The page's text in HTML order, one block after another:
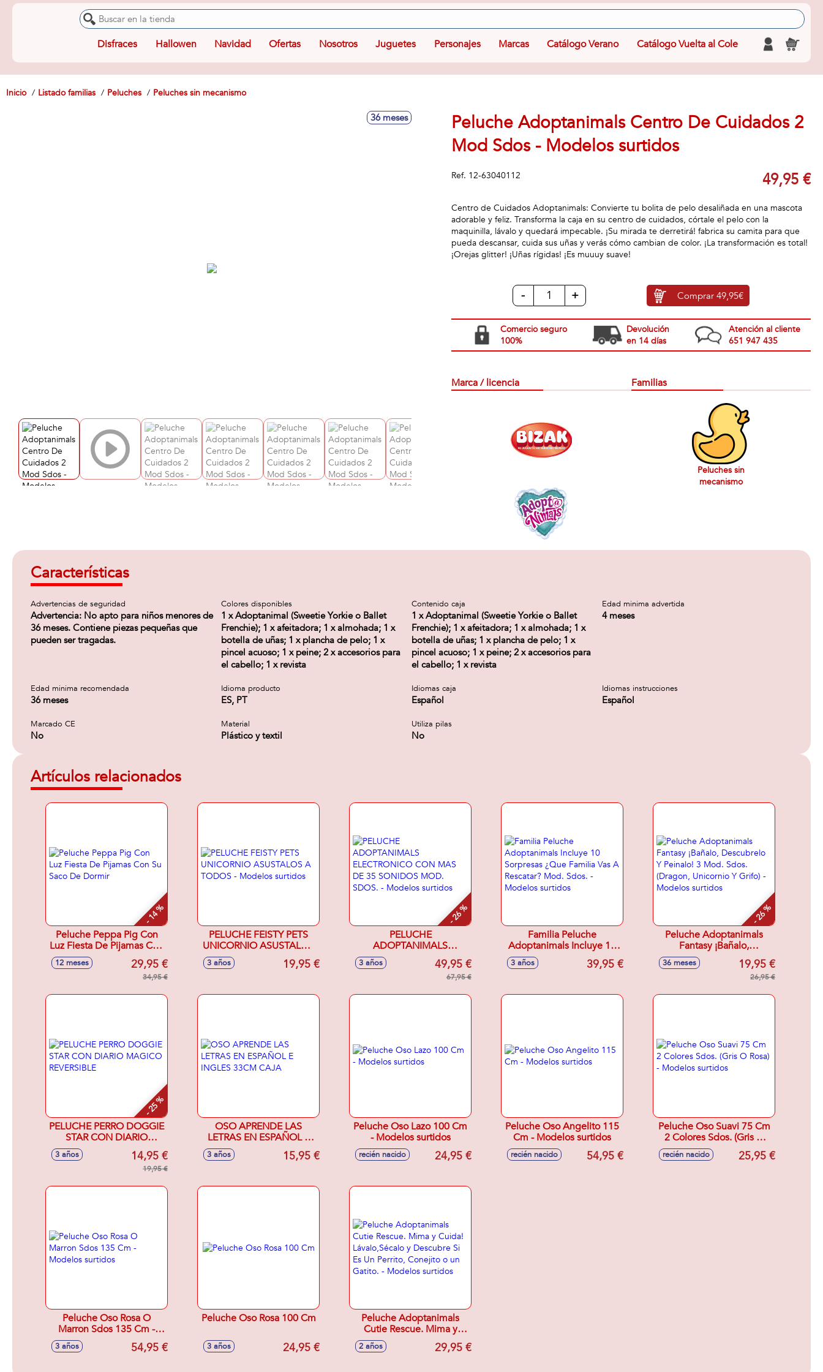
Disfraces Hallowen Navidad Ofertas Nosotros Juguetes Personajes Marcas Catálogo Verano Catálogo Vuelta al Cole
Inicio Listado familias Peluches Peluches sin mecanismo
36 meses
Peluche Adoptanimals Centro De Cuidados 2
Mod Sdos - Modelos surtidos
Ref. 12-63040112 49,95 €
Centro de Cuidados Adoptanimals: Convierte tu bolita de pelo desaliñada en una mascota
adorable y feliz. Transforma la caja en su centro de cuidados, córtale el pelo con la
maquinilla, lávalo y quedará impecable. ¡Su mirada te derretirá! fabrica su camita para que
pueda descansar, cuida sus uñas y verás cómo cambian de color. ¡La transformación es total!
¡Orejas glitter! ¡Uñas rígidas! ¡Es muuuy suave!
- + Comprar49,95€
Comercio seguro
100%
Devolución
en 14 días
Atención al cliente
651 947 435
Marca / licencia Familias
Peluches sin
mecanismo
Características
Advertencias de seguridad
Advertencia: No apto para niños menores de
36 meses. Contiene piezas pequeñas que
pueden ser tragadas.
Colores disponibles
1 x Adoptanimal (Sweetie Yorkie o Ballet
Frenchie); 1 x afeitadora; 1 x almohada; 1 x
botella de uñas; 1 x plancha de pelo; 1 x
pincel acuoso; 1 x peine; 2 x accesorios para
el cabello; 1 x revista
Contenido caja
1 x Adoptanimal (Sweetie Yorkie o Ballet
Frenchie); 1 x afeitadora; 1 x almohada; 1 x
botella de uñas; 1 x plancha de pelo; 1 x
pincel acuoso; 1 x peine; 2 x accesorios para
el cabello; 1 x revista
Edad minima advertida
4 meses
Edad minima recomendada
36 meses
Idioma producto
ES, PT
Idiomas caja
Español
Idiomas instrucciones
Español
Marcado CE
No
Material
Plástico y textil
Utiliza pilas
No
Artículos relacionados
- 14 %
Peluche Peppa Pig Con
Luz Fiesta De Pijamas Con
Su Saco De Dormir
12 meses 29,95 €
34,95 €
PELUCHE FEISTY PETS
UNICORNIO ASUSTALOS
A TODOS - Modelos
3 años 19,95 €
- 26 %
PELUCHE
ADOPTANIMALS
ELECTRONICO CON MAS
DE 35 SONIDOS MOD.
SDOS. - Modelos surtidos
3 años 49,95 €
67,95 €
Familia Peluche
Adoptanimals Incluye 10
Sorpresas ¿Que Familia
Vas A Rescatar? Mod.
3 años 39,95 €
- 26 %
Peluche Adoptanimals
Fantasy ¡Bañalo,
Descubrelo Y Peinalo! 3
Mod. Sdos. (Dragon,
Unicornio Y Grifo) -
36 meses 19,95 €
26,95 €
- 25 %
PELUCHE PERRO DOGGIE
STAR CON DIARIO
MAGICO REVERSIBLE
3 años 14,95 €
19,95 €
OSO APRENDE LAS
LETRAS EN ESPAÑOL E
INGLES 33CM CAJA
3 años 15,95 €
Peluche Oso Lazo 100 Cm
- Modelos surtidos
recién nacido 24,95 €
Peluche Oso Angelito 115
Cm - Modelos surtidos
recién nacido 54,95 €
Peluche Oso Suavi 75 Cm
2 Colores Sdos. (Gris O
Rosa) - Modelos surtidos
recién nacido 25,95 €
Peluche Oso Rosa O
Marron Sdos 135 Cm -
Modelos surtidos
3 años 54,95 €
Peluche Oso Rosa 100 Cm
3 años 24,95 €
Peluche Adoptanimals
Cutie Rescue. Mima y
Cuida! Lávalo,Sécalo y
Descubre Si Es Un Perrito,
2 años 29,95 €